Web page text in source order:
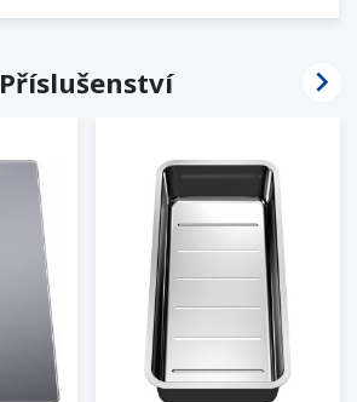
Příslušenství 